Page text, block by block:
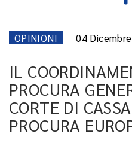
OPINIONI 04
IL
PROCURA
CORTE DI
PROCURA